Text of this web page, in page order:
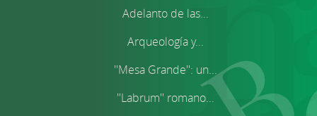
Adelanto de las...
Arqueología y...
''Mesa Grande'': un...
''Labrum'' romano...